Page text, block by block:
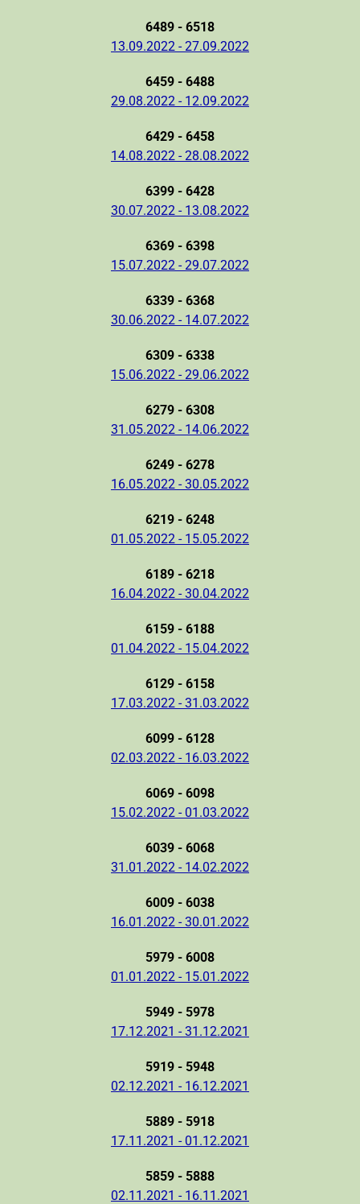
6489 - 6518
13.09.2022 - 27.09.2022
6459 - 6488
29.08.2022 - 12.09.2022
6429 - 6458
14.08.2022 - 28.08.2022
6399 - 6428
30.07.2022 - 13.08.2022
6369 - 6398
15.07.2022 - 29.07.2022
6339 - 6368
30.06.2022 - 14.07.2022
6309 - 6338
15.06.2022 - 29.06.2022
6279 - 6308
31.05.2022 - 14.06.2022
6249 - 6278
16.05.2022 - 30.05.2022
6219 - 6248
01.05.2022 - 15.05.2022
6189 - 6218
16.04.2022 - 30.04.2022
6159 - 6188
01.04.2022 - 15.04.2022
6129 - 6158
17.03.2022 - 31.03.2022
6099 - 6128
02.03.2022 - 16.03.2022
6069 - 6098
15.02.2022 - 01.03.2022
6039 - 6068
31.01.2022 - 14.02.2022
6009 - 6038
16.01.2022 - 30.01.2022
5979 - 6008
01.01.2022 - 15.01.2022
5949 - 5978
17.12.2021 - 31.12.2021
5919 - 5948
02.12.2021 - 16.12.2021
5889 - 5918
17.11.2021 - 01.12.2021
5859 - 5888
02.11.2021 - 16.11.2021